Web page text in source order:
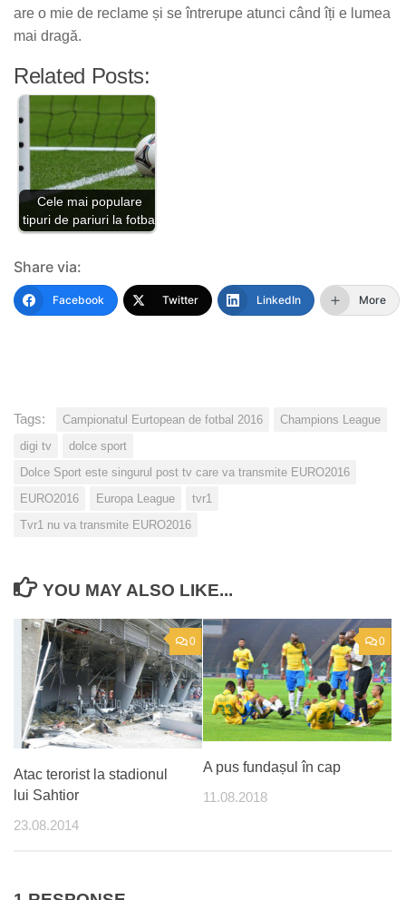
are o mie de reclame și se întrerupe atunci când îți e lumea
mai dragă.
Related Posts:
Cele mai populare
tipuri de pariuri la fotbal
Share via:
Facebook Twitter LinkedIn More
Tags: Campionatul Eurtopean de fotbal 2016
Champions League
digi tv
dolce sport
Dolce Sport este singurul post tv care va transmite EURO2016
EURO2016
Europa League
tvr1
Tvr1 nu va transmite EURO2016
YOU MAY ALSO LIKE...
0
Atac terorist la stadionul
lui Sahtior
23.08.2014
0
A pus fundașul în cap
11.08.2018